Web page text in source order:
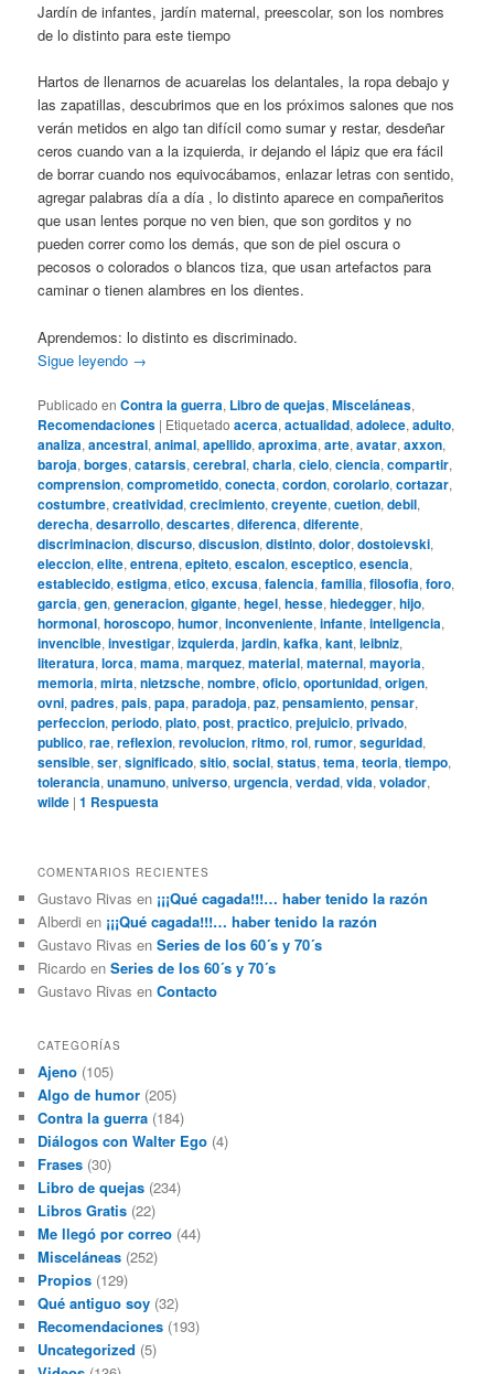
Jardín de infantes, jardín maternal, preescolar, son los nombres
de lo distinto para este tiempo
Hartos de llenarnos de acuarelas los delantales, la ropa debajo y
las zapatillas, descubrimos que en los próximos salones que nos
verán metidos en algo tan difícil como sumar y restar, desdeñar
ceros cuando van a la izquierda, ir dejando el lápiz que era fácil
de borrar cuando nos equivocábamos, enlazar letras con sentido,
agregar palabras día a día , lo distinto aparece en compañeritos
que usan lentes porque no ven bien, que son gorditos y no
pueden correr como los demás, que son de piel oscura o
pecosos o colorados o blancos tiza, que usan artefactos para
caminar o tienen alambres en los dientes.
Aprendemos: lo distinto es discriminado.
Sigue leyendo →
Publicado en Contra la guerra, Libro de quejas,Misceláneas,
Recomendaciones | Etiquetado acerca,actualidad,adolece,adulto,
analiza,ancestral,animal,apellido,aproxima,arte,avatar,axxon,
baroja,borges,catarsis,cerebral,charla,cielo,ciencia,compartir,
comprension,comprometido,conecta,cordon,corolario,cortazar,
costumbre,creatividad,crecimiento,creyente,cuetion,debil,
derecha,desarrollo,descartes,diferenca,diferente,
discriminacion,discurso,discusion,distinto,dolor,dostoievski,
eleccion,elite,entrena,epiteto,escalon,esceptico,esencia,
establecido,estigma,etico,excusa,falencia,familia,filosofia,foro,
garcia,gen,generacion,gigante,hegel,hesse,hiedegger,hijo,
hormonal,horoscopo,humor,inconveniente,infante,inteligencia,
invencible,investigar,izquierda,jardin,kafka,kant,leibniz,
literatura,lorca,mama,marquez,material,maternal,mayoria,
memoria,mirta,nietzsche,nombre,oficio,oportunidad,origen,
ovni,padres,pais,papa,paradoja,paz,pensamiento,pensar,
perfeccion,periodo,plato,post,practico,prejuicio,privado,
publico,rae,reflexion,revolucion,ritmo,rol,rumor,seguridad,
sensible,ser,significado,sitio,social,status,tema,teoria,tiempo,
tolerancia,unamuno,universo,urgencia,verdad,vida,volador,
wilde |1 Respuesta
COMENTARIOS RECIENTES
Gustavo Rivas en ¡¡¡Qué cagada!!!… haber tenido la razón
Alberdi en ¡¡¡Qué cagada!!!… haber tenido la razón
Gustavo Rivas enSeries de los 60´s y 70´s
Ricardo enSeries de los 60´s y 70´s
Gustavo Rivas enContacto
CATEGORÍAS
Ajeno (105)
Algo de humor (205)
Contra la guerra (184)
Diálogos con Walter Ego (4)
Frases (30)
Libro de quejas (234)
Libros Gratis (22)
Me llegó por correo (44)
Misceláneas (252)
Propios (129)
Qué antiguo soy (32)
Recomendaciones (193)
Uncategorized (5)